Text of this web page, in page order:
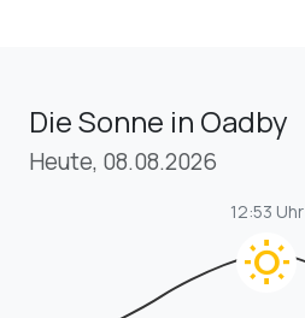
Die Sonne in Oadby
Heute, 08.08.2026
wb_sunny
12:53 Uhr